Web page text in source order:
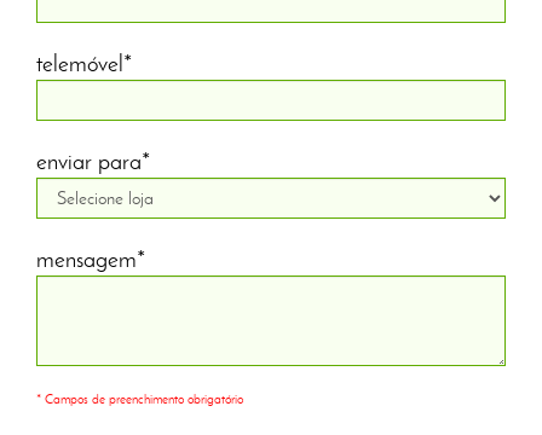
telemóvel*
enviar para*
mensagem*
* Campos de preenchimento obrigatório